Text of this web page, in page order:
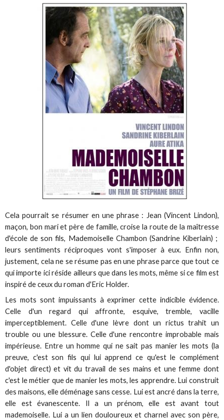
Cela pourrait se résumer en une phrase : Jean (Vincent Lindon),
maçon, bon mari et père de famille, croise la route de la maîtresse
d'école de son fils, Mademoiselle Chambon (Sandrine Kiberlain) ;
leurs sentiments réciproques vont s'imposer à eux. Enfin non,
justement, cela ne se résume pas en une phrase parce que tout ce
qui importe ici réside ailleurs que dans les mots, même si ce film est
inspiré de ceux du roman d'Eric Holder.
Les mots sont impuissants à exprimer cette indicible évidence.
Celle d'un regard qui affronte, esquive, tremble, vacille
imperceptiblement. Celle d'une lèvre dont un rictus trahit un
trouble ou une blessure. Celle d'une rencontre improbable mais
impérieuse. Entre un homme qui ne sait pas manier les mots (la
preuve, c'est son fils qui lui apprend ce qu'est le complément
d'objet direct) et vit du travail de ses mains et une femme dont
c'est le métier que de manier les mots, les apprendre. Lui construit
des maisons, elle déménage sans cesse. Lui est ancré dans la terre,
elle est évanescente. Il a un prénom, elle est avant tout
mademoiselle. Lui a un lien douloureux et charnel avec son père,